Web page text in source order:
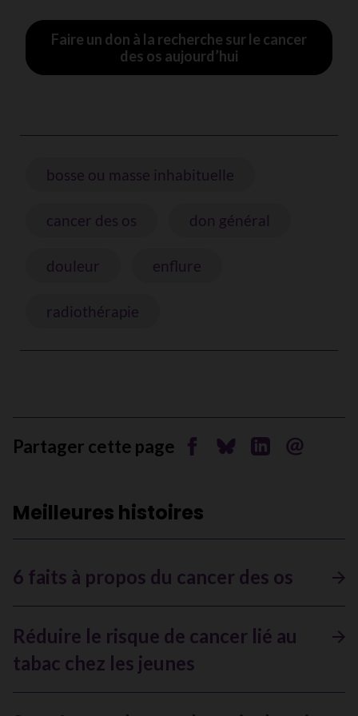
Faire un don à la recherche sur le cancer
des os aujourd’hui
bosse ou masse inhabituelle
cancer des os don général
douleur enflure
radiothérapie
Partager cette page Partager sur Facebook
Partager sur Bluesky
Partager sur
Envoyer
Meilleures histoires
6 faits à propos du cancer des os
Réduire le risque de cancer lié au
tabac chez les jeunes